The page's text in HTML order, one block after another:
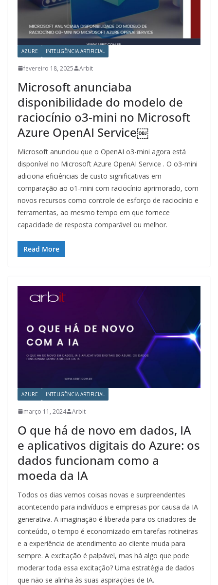
AZURE INTELIGÊNCIA ARTIFICIAL
fevereiro 18, 2025 Arbit
Microsoft anunciaba
disponibilidade do modelo de
raciocínio o3-mini no Microsoft
Azure OpenAI Service￼
Microsoft anunciou que o OpenAI o3-mini agora está
disponível no Microsoft Azure OpenAI Service . O o3-mini
adiciona eficiências de custo significativas em
comparação ao o1-mini com raciocínio aprimorado, com
novos recursos como controle de esforço de raciocínio e
ferramentas, ao mesmo tempo em que fornece
capacidade de resposta comparável ou melhor.
Read More
AZURE INTELIGÊNCIA ARTIFICIAL
março 11, 2024 Arbit
O que há de novo em dados, IA
e aplicativos digitais do Azure: os
dados funcionam como a
moeda da IA
Todos os dias vemos coisas novas e surpreendentes
acontecendo para indivíduos e empresas por causa da IA ​​
generativa. A imaginação é liberada para os criadores de
conteúdo, o tempo é economizado em tarefas rotineiras
e a experiência de atendimento ao cliente muda para
sempre. A excitação é palpável, mas há algo que pode
moderar toda essa excitação? Uma estratégia de dados
que não se alinha às suas aspirações de IA.